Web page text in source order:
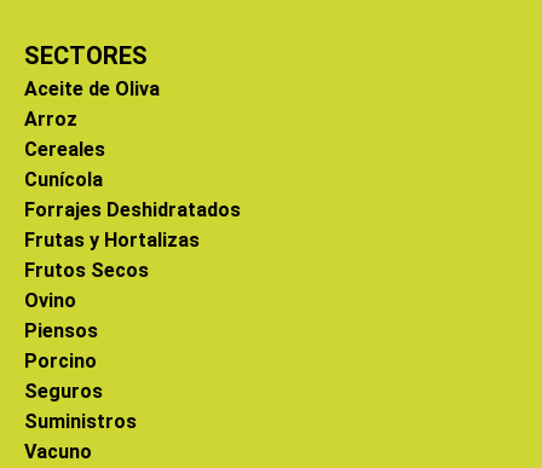
SECTORES
Aceite de Oliva
Arroz
Cereales
Cunícola
Forrajes Deshidratados
Frutas y Hortalizas
Frutos Secos
Ovino
Piensos
Porcino
Seguros
Suministros
Vacuno